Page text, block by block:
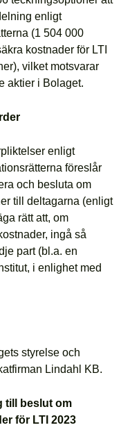
enligt
(1 504 000
kostnader för LTI
vilket motsvarar
aktier i Bolaget.
enligt
föreslår
och besluta om
till deltagarna (enligt
rätt att, om
ingå så
part (bl.a. en
i enlighet med
styrelse och
Lindahl KB.
till beslut om
för LTI 2023